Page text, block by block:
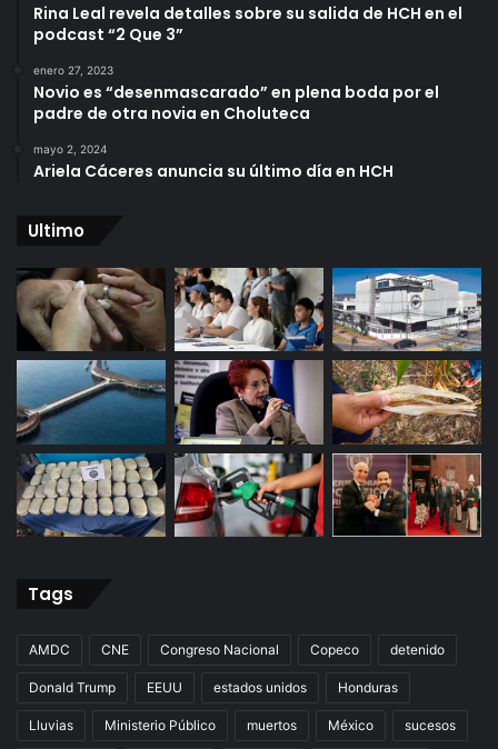
Rina Leal revela detalles sobre su salida de HCH en el
podcast “2 Que 3”
enero 27, 2023
Novio es “desenmascarado” en plena boda por el
padre de otra novia en Choluteca
mayo 2, 2024
Ariela Cáceres anuncia su último día en HCH
Ultimo
Tags
AMDC CNE Congreso Nacional Copeco detenido
Donald Trump EEUU estados unidos Honduras
Lluvias Ministerio Público muertos México sucesos